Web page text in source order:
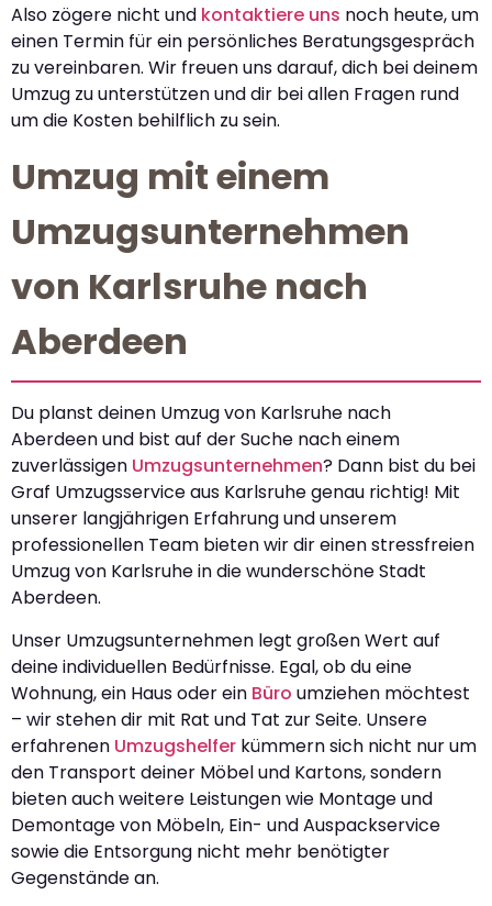
Also zögere nicht und kontaktiere uns noch heute, um
einen Termin für ein persönliches Beratungsgespräch
zu vereinbaren. Wir freuen uns darauf, dich bei deinem
Umzug zu unterstützen und dir bei allen Fragen rund
um die Kosten behilflich zu sein.
Umzug mit einem
Umzugsunternehmen
von Karlsruhe nach
Aberdeen
Du planst deinen Umzug von Karlsruhe nach
Aberdeen und bist auf der Suche nach einem
zuverlässigen Umzugsunternehmen? Dann bist du bei
Graf Umzugsservice aus Karlsruhe genau richtig! Mit
unserer langjährigen Erfahrung und unserem
professionellen Team bieten wir dir einen stressfreien
Umzug von Karlsruhe in die wunderschöne Stadt
Aberdeen.
Unser Umzugsunternehmen legt großen Wert auf
deine individuellen Bedürfnisse. Egal, ob du eine
Wohnung, ein Haus oder ein Büro umziehen möchtest
– wir stehen dir mit Rat und Tat zur Seite. Unsere
erfahrenen Umzugshelfer kümmern sich nicht nur um
den Transport deiner Möbel und Kartons, sondern
bieten auch weitere Leistungen wie Montage und
Demontage von Möbeln, Ein- und Auspackservice
sowie die Entsorgung nicht mehr benötigter
Gegenstände an.